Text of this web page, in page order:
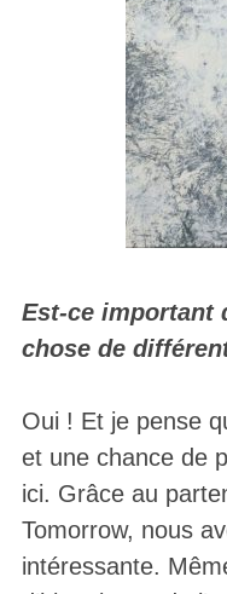
Est-ce important
chose de
Oui ! Et je pense
et une chance de
ici. Grâce au
Tomorrow, nous
intéressante.